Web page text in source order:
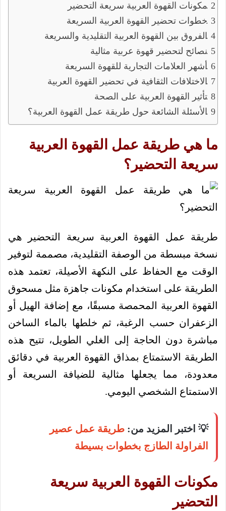
مكونات القهوة العربية سريعة التحضير
خطوات تحضير القهوة العربية السريعة
الفروق بين القهوة العربية التقليدية والسريعة
نصائح لتحضير قهوة عربية مثالية
أشهر العلامات التجارية للقهوة السريعة
الاختلافات الثقافية في تحضير القهوة العربية
تأثير القهوة العربية على الصحة
الأسئلة الشائعة حول طريقة عمل القهوة العربية؟
ما هي طريقة عمل القهوة العربية
سريعة التحضير؟
طريقة عمل القهوة العربية سريعة التحضير هي
نسخة مبسطة من الوصفة التقليدية، مصممة لتوفير
الوقت مع الحفاظ على النكهة الأصيلة، تعتمد هذه
الطريقة على استخدام مكونات جاهزة مثل مسحوق
القهوة العربية المحمصة مسبقًا، مع إضافة الهيل أو
الزعفران حسب الرغبة، ثم خلطها بالماء الساخن
مباشرة دون الحاجة إلى الغلي الطويل، تتيح هذه
الطريقة الاستمتاع بمذاق القهوة العربية في دقائق
معدودة، مما يجعلها مثالية للضيافة السريعة أو
الاستمتاع الشخصي اليومي.
💡 اختبر المزيد من: طريقة عمل عصير
الفراولة الطازج بخطوات بسيطة
مكونات القهوة العربية سريعة
التحضير